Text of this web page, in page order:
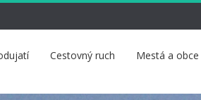
Cestovný ruch Mestá a obce